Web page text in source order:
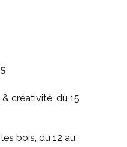
créativité, du 15
bois, du 12 au